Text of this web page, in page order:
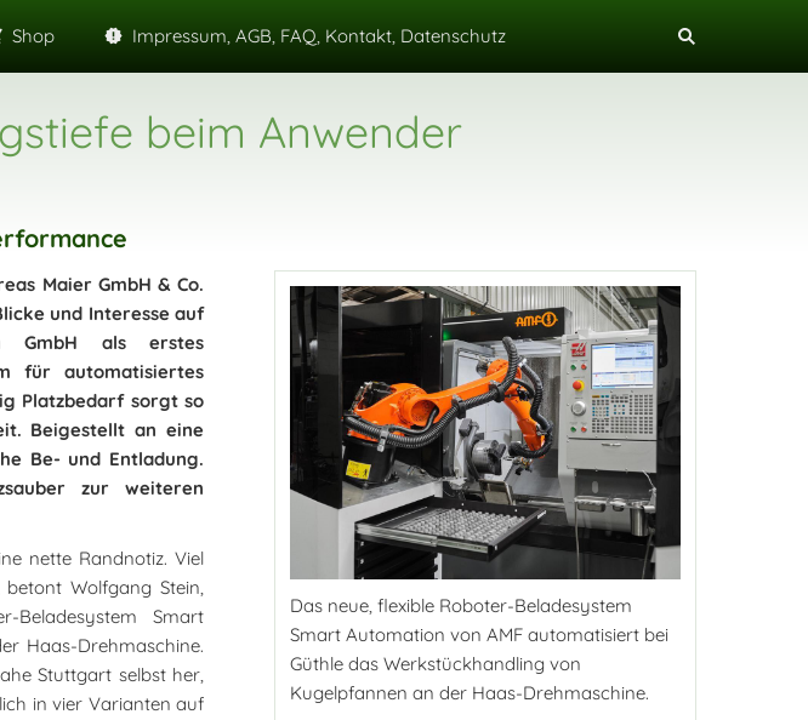
Shop Impressum, AGB, FAQ, Kontakt, Datenschutz
beim Anwender
Das neue, flexible Roboter-Beladesystem
Smart Automation von AMF automatisiert bei
Güthle das Werkstückhandling von
Kugelpfannen an der Haas-Drehmaschine.
Maier GmbH & Co.
und Interesse auf
GmbH als erstes
für automatisiertes
Platzbedarf sorgt so
Beigestellt an eine
Be- und Entladung.
zur weiteren
nette Randnotiz. Viel
Wolfgang Stein,
Beladesystem Smart
Haas-Drehmaschine.
Stuttgart selbst her,
in vier Varianten auf